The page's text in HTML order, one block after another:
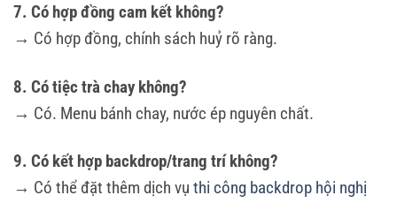
7. Có hợp đồng cam kết không?
→ Có hợp đồng, chính sách huỷ rõ ràng.
8. Có tiệc trà chay không?
→ Có. Menu bánh chay, nước ép nguyên chất.
9. Có kết hợp backdrop/trang trí không?
→ Có thể đặt thêm dịch vụ thi công backdrop hội nghị